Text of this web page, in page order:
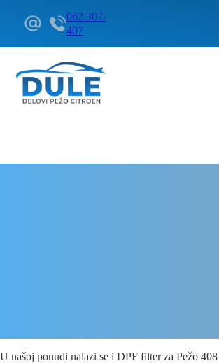
062/307-
407
U našoj ponudi nalazi se i DPF filter za Pežo